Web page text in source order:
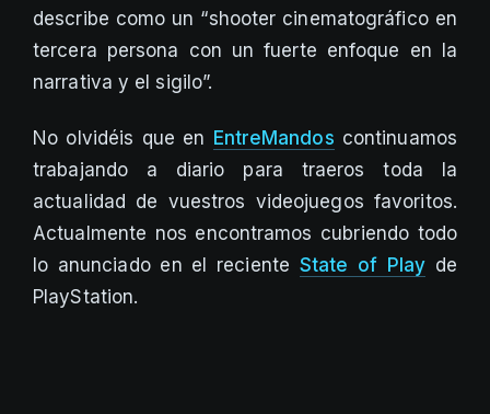
describe como un “shooter cinematográfico en
tercera persona con un fuerte enfoque en la
narrativa y el sigilo”.
No olvidéis que en EntreMandos continuamos
trabajando a diario para traeros toda la
actualidad de vuestros videojuegos favoritos.
Actualmente nos encontramos cubriendo todo
lo anunciado en el reciente State of Play de
PlayStation.